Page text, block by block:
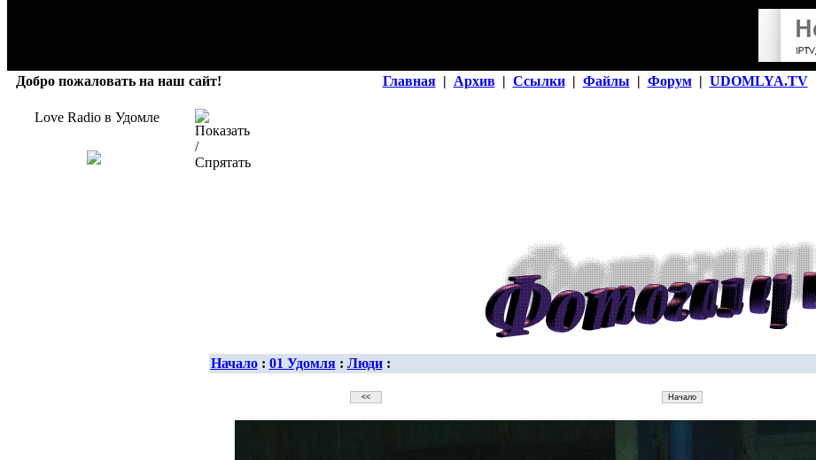
Добро пожаловать на наш сайт! Главная | Архив | Ссылки | Файлы | Форум | UDOMLYA.TV
Love Radio в Удомле
Начало: 01 Удомля: Люди: